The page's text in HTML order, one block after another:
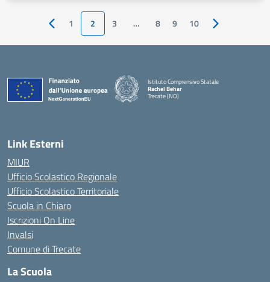
Pagina precedente
1 2 3 … 8 9 10 Pagina
Istituto Comprensivo Statale
Rachel Behar
Trecate (NO)
Link Esterni
MIUR
Ufficio Scolastico Regionale
Ufficio Scolastico Territoriale
Scuola in Chiaro
Iscrizioni On Line
Invalsi
Comune di Trecate
La Scuola